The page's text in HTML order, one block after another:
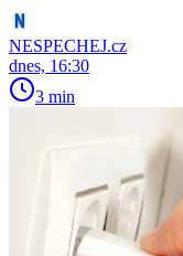
NESPECHEJ.cz
dnes, 16:30
3 min